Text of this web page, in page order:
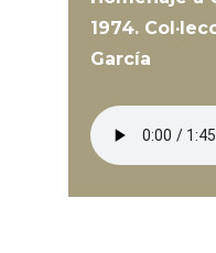
1974.
García